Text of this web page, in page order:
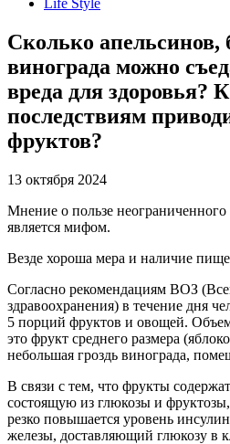
Life Style
Сколько апельсинов,
винограда можно
вреда для здоровья?
последствиям
фруктов?
13 октября 2024
Мнение о пользе
является мифом.
Везде хороша мера и наличие
Согласно рекомендациям ВОЗ
здравоохранения) в течение дня
5 порций фруктов и овощей.
это фрукт среднего размера
небольшая гроздь винограда,
В связи с тем, что фрукты содержат
состоящую из глюкозы и
резко повышается уровень
железы, доставляющий глюкозу в